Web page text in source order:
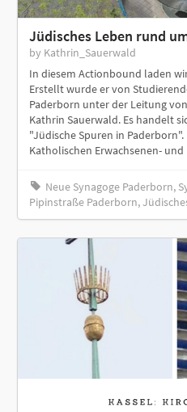
Jüdisches Leben rund
by Kathrin_Sauerwald
In diesem Actionbound laden
Erstellt wurde er von
Paderborn unter der Leitung
Kathrin Sauerwald. Es handelt
"Jüdische Spuren in
Katholischen Erwachsenen-
Neue Synagoge Paderborn,
Pipinstraße Paderborn,